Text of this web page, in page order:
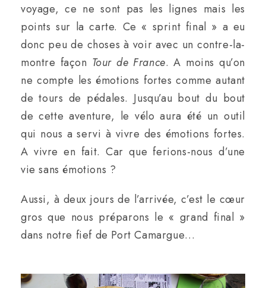
voyage, ce ne sont pas les lignes mais les
points sur la carte. Ce « sprint final » a eu
donc peu de choses à voir avec un contre-la-
montre façon Tour de France. A moins qu’on
ne compte les émotions fortes comme autant
de tours de pédales. Jusqu’au bout du bout
de cette aventure, le vélo aura été un outil
qui nous a servi à vivre des émotions fortes.
A vivre en fait. Car que ferions-nous d’une
vie sans émotions ?
Aussi, à deux jours de l’arrivée, c’est le cœur
gros que nous préparons le « grand final »
dans notre fief de Port Camargue…